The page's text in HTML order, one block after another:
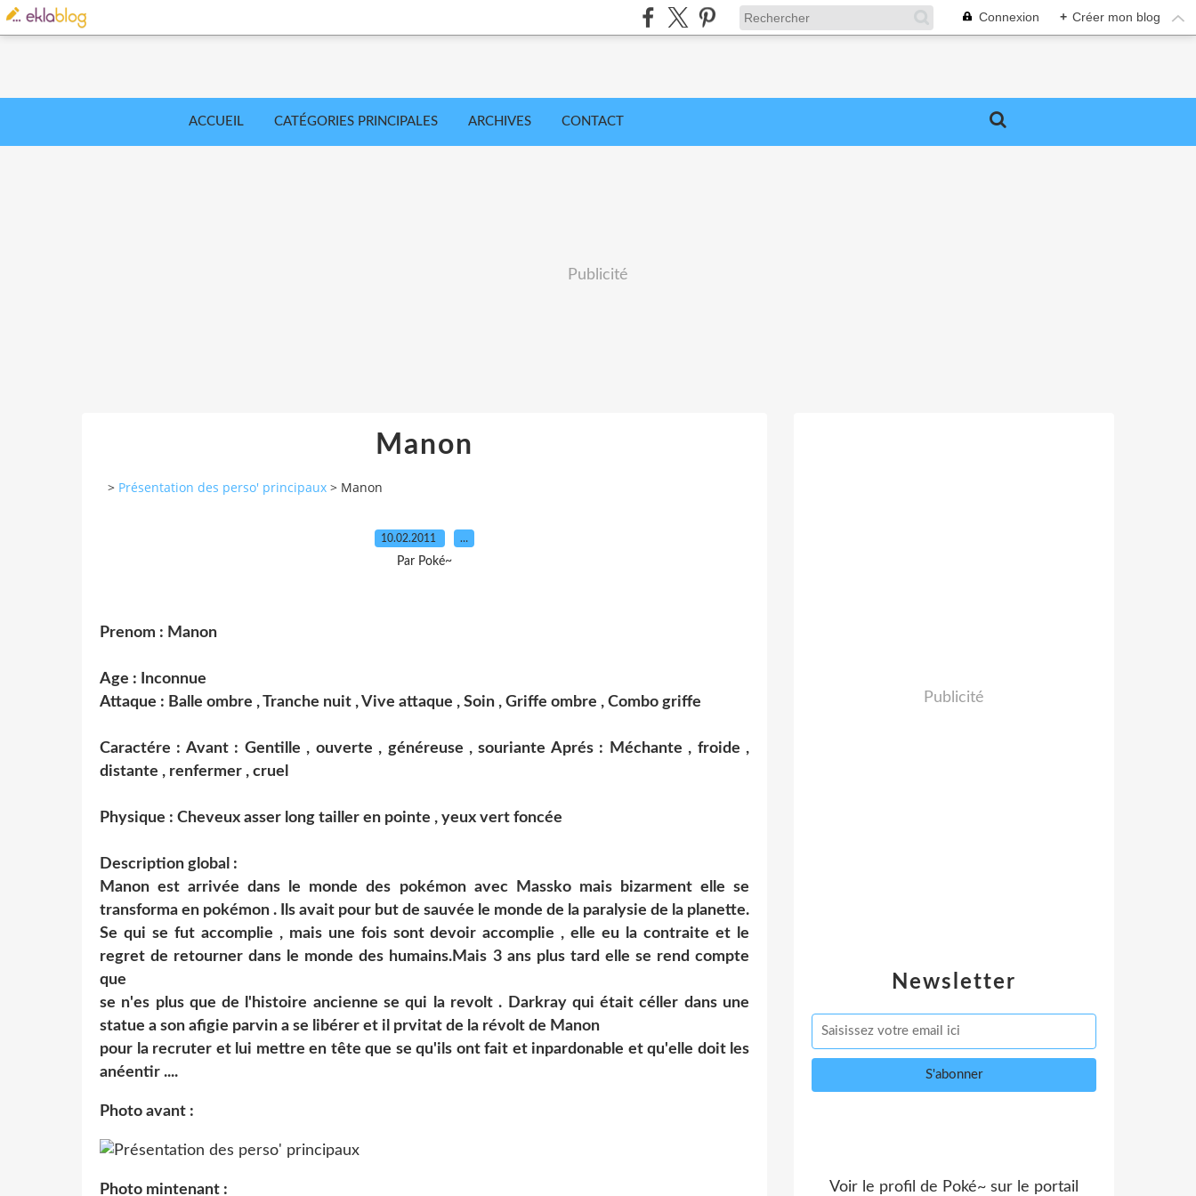
Connexion + Créer mon blog
ACCUEIL CATÉGORIES PRINCIPALES ARCHIVES CONTACT
Publicité
Manon
> Présentation des perso' principaux > Manon
10.02.2011 …
Par Poké~
Prenom : Manon
Age : Inconnue
Attaque : Balle ombre , Tranche nuit , Vive attaque , Soin , Griffe ombre , Combo griffe
Caractére : Avant : Gentille , ouverte , généreuse , souriante Aprés : Méchante , froide ,
distante , renfermer , cruel
Physique : Cheveux asser long tailler en pointe , yeux vert foncée
Description global :
Manon est arrivée dans le monde des pokémon avec Massko mais bizarment elle se
transforma en pokémon . Ils avait pour but de sauvée le monde de la paralysie de la planette.
Se qui se fut accomplie , mais une fois sont devoir accomplie , elle eu la contraite et le
regret de retourner dans le monde des humains.Mais 3 ans plus tard elle se rend compte
que
se n'es plus que de l'histoire ancienne se qui la revolt . Darkray qui était céller dans une
statue a son afigie parvin a se libérer et il prvitat de la révolt de Manon
pour la recruter et lui mettre en tête que se qu'ils ont fait et inpardonable et qu'elle doit les
anéentir ....
Photo avant :
Photo mintenant :
Newsletter
Publicité
Voir le profil de Poké~ sur le portail